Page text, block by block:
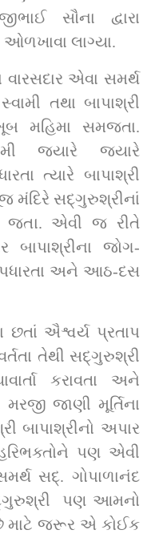
સૌના દ્વારા
ઓળખાવા લાગ્યા.
મહિમા સમજતા.
ત્યારે બાપાશ્રી
સદ્‌ગુરુશ્રીનાં
જતા. એવી જ રીતે
પધારતા અને આઠ-દસ
છતાં ઐશ્વર્ય પ્રતાપ
તેથી સદ્‌ગુરુશ્રી
કરાવતા અને
પણ એવી
ગોપાળાનંદ
માટે જરૂર એ કોઈક